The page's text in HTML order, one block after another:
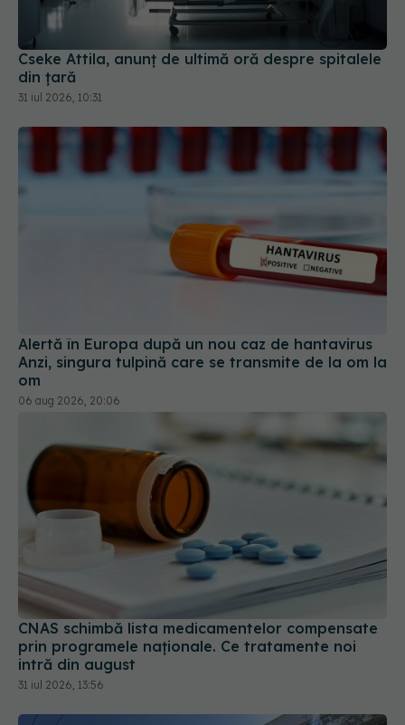
Cseke Attila, anunț de ultimă oră despre spitalele
din țară
31 iul 2026, 10:31
Alertă în Europa după un nou caz de hantavirus
Anzi, singura tulpină care se transmite de la om la
om
06 aug 2026, 20:06
CNAS schimbă lista medicamentelor compensate
prin programele naționale. Ce tratamente noi
intră din august
31 iul 2026, 13:56